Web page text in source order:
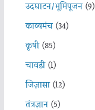
उदघाटन/भूमिपूजन(9)
काव्यमंच(34)
कृषी(85)
चावडी(1)
जिज्ञासा(12)
तंत्रज्ञान(5)